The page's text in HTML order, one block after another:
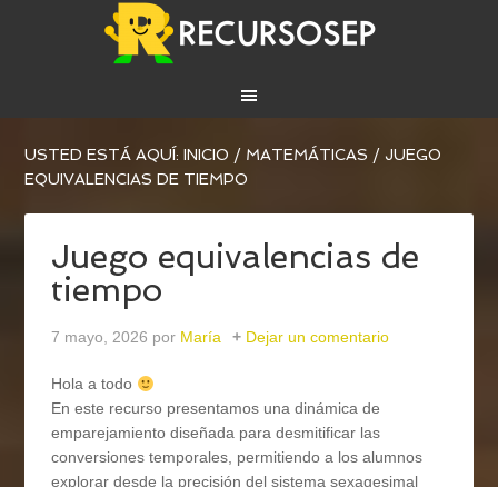
USTED ESTÁ AQUÍ:INICIO / MATEMÁTICAS / JUEGO
EQUIVALENCIAS DE TIEMPO
Juego equivalencias de
tiempo
7 mayo, 2026 por María Dejar un comentario
Hola a todo
En este recurso presentamos una dinámica de
emparejamiento diseñada para desmitificar las
conversiones temporales, permitiendo a los alumnos
explorar desde la precisión del sistema sexagesimal